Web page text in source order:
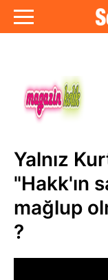
Yalnız
"Hakk'ın
mağlup
?